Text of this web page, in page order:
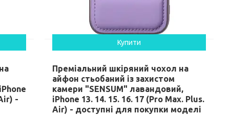
-
Купити
Преміальний шкіряний чохол на
айфон стьобаний із захистом
камери "SENSUM" лавандовий,
iPhone 13. 14. 15. 16. 17 (Pro Max. Plus.
Air) - доступні для покупки моделі